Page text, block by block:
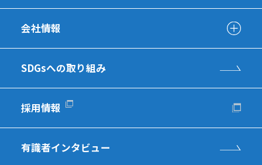
会社情報
SDGsへの取り組み
採用情報
有識者インタビュー